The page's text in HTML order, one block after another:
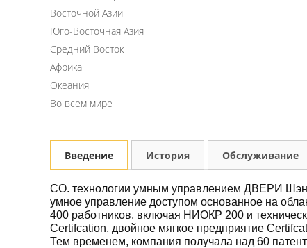
Восточной Азии
Юго-Восточная Азия
Средний Восток
Африка
Океания
Во всем мире
Введение История Обслуживание
CO. технологии умным управлением ДВЕРИ
умное управление доступом основанное на
400 работников, включая НИОКР 200 и
Certifcation, двойное мягкое предприятие
Тем временем, компания получала над 60